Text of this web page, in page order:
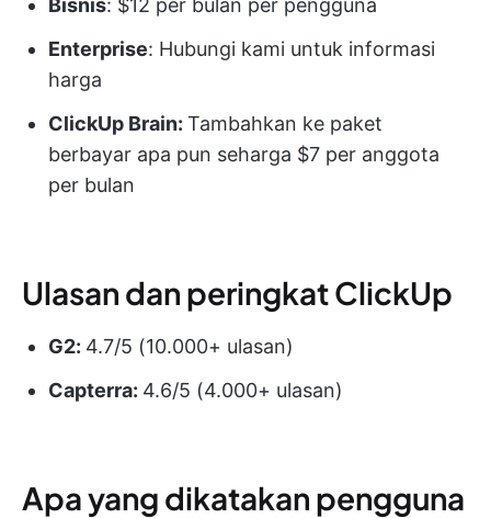
Bisnis: $12 per bulan per pengguna
Enterprise: Hubungi kami untuk informasi
harga
ClickUp Brain: Tambahkan ke paket
berbayar apa pun seharga $7 per anggota
per bulan
Ulasan dan peringkat ClickUp
G2: 4.7/5 (10.000+ ulasan)
Capterra: 4.6/5 (4.000+ ulasan)
Apa yang dikatakan pengguna